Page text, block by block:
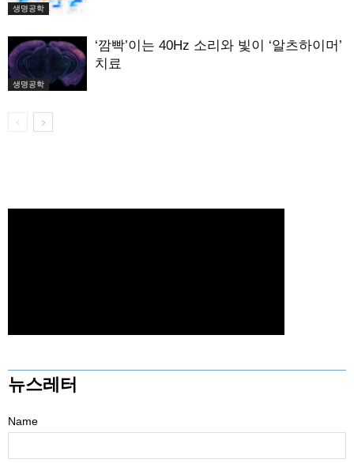
생명공학
생명공학
‘깜빡’이는 40Hz 소리와 빛이 ‘알츠하이머’
치료
뉴스레터
Name